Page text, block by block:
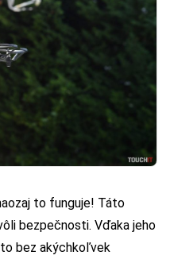
to funguje! Táto
bezpečnosti. Vďaka jeho
bez akýchkoľvek